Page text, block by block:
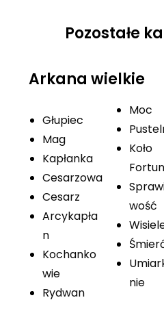
Pozostałe
Arkana wielkie
Głupiec
Mag
Kapłanka
Cesarzowa
Cesarz
Arcykapła
n
Kochanko
wie
Rydwan
Moc
Koło
wość
nie